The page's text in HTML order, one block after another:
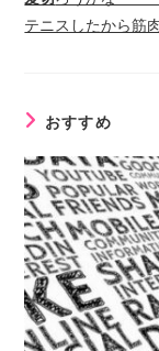
テニスしたから筋
おすすめ